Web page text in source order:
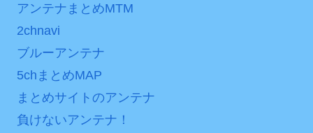
七ツ森りり ご令嬢と召使
いの禁断の恋…1日だけ許さ
れた夫婦としての時間をひ
たすら愛し合う。
Powered by livedoor 相
互RSS
アンテナまとめMTM
2chnavi
ブルーアンテナ
5chまとめMAP
まとめサイトのアンテナ
負けないアンテナ！